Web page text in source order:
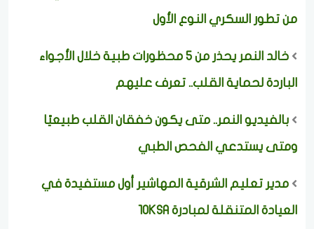
من تطور السكري النوع الأول
خالد النمر يحذر من 5 محظورات طبية خلال الأجواء
الباردة لحماية القلب.. تعرف عليهم
بالفيديو النمر.. متى يكون خفقان القلب طبيعيًا
ومتى يستدعي الفحص الطبي
مدير تعليم الشرقية المهاشير أول مستفيدة في
العيادة المتنقلة لمبادرة 10KSA